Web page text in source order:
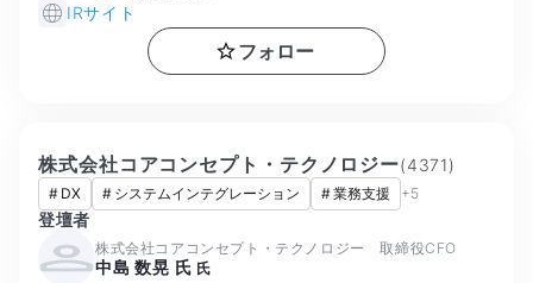
IRサイト
フォロー
株式会社コアコンセプト・テクノロジー(4371)
# DX # システムインテグレーション #業務支援 +5
登壇者
株式会社コアコンセプト・テクノロジー 取締役CFO
中島 数晃 氏 氏